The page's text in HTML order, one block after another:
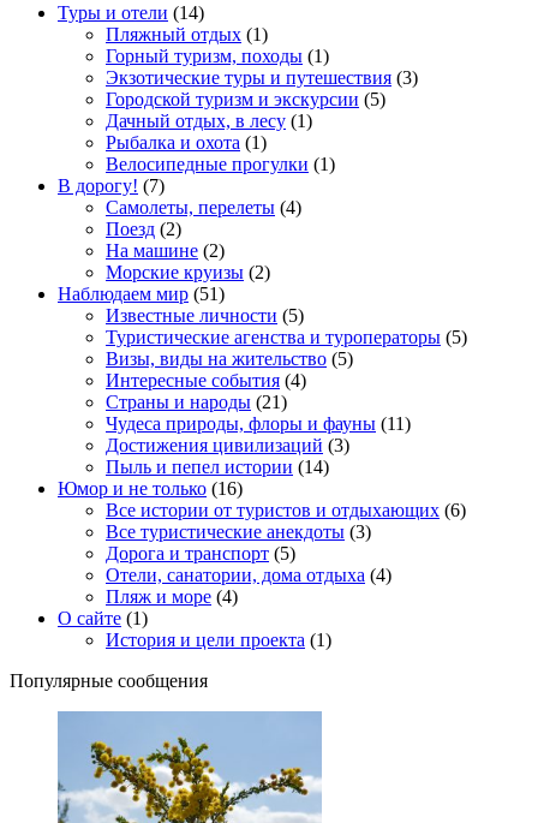
Туры и отели (14)
Пляжный отдых (1)
Горный туризм, походы (1)
Экзотические туры и путешествия (3)
Городской туризм и экскурсии (5)
Дачный отдых, в лесу (1)
Рыбалка и охота (1)
Велосипедные прогулки (1)
В дорогу! (7)
Самолеты, перелеты (4)
Поезд (2)
На машине (2)
Морские круизы (2)
Наблюдаем мир (51)
Известные личности (5)
Туристические агенства и туроператоры (5)
Визы, виды на жительство (5)
Интересные события (4)
Страны и народы (21)
Чудеса природы, флоры и фауны (11)
Достижения цивилизаций (3)
Пыль и пепел истории (14)
Юмор и не только (16)
Все истории от туристов и отдыхающих (6)
Все туристические анекдоты (3)
Дорога и транспорт (5)
Отели, санатории, дома отдыха (4)
Пляж и море (4)
О сайте (1)
История и цели проекта (1)
Популярные сообщения